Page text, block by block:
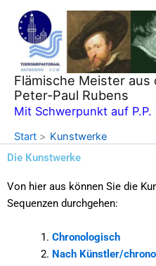
Inhalt
springen
Flämische Meister aus
Peter-Paul Rubens
Mit Schwerpunkt auf P.P.
Start
Kunstwerke
Die Kunstwerke
Von hier aus können Sie die
Sequenzen durchgehen:
Chronologisch
Nach Künstler/